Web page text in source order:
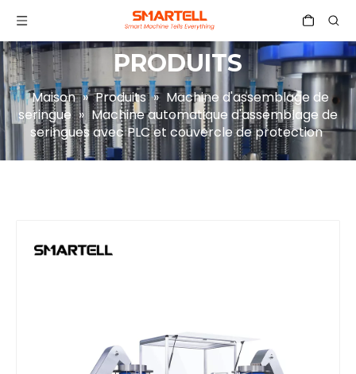
PRODUITS
Maison » Produits » Machine d'assemblage de
seringue » Machine automatique d'assemblage de
seringues avec PLC et couvercle de protection